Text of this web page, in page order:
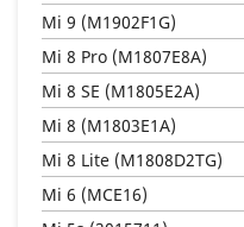
Mi 9 (M1902F1G)
Mi 8 Pro (M1807E8A)
Mi 8 SE (M1805E2A)
Mi 8 (M1803E1A)
Mi 8 Lite (M1808D2TG)
Mi 6 (MCE16)